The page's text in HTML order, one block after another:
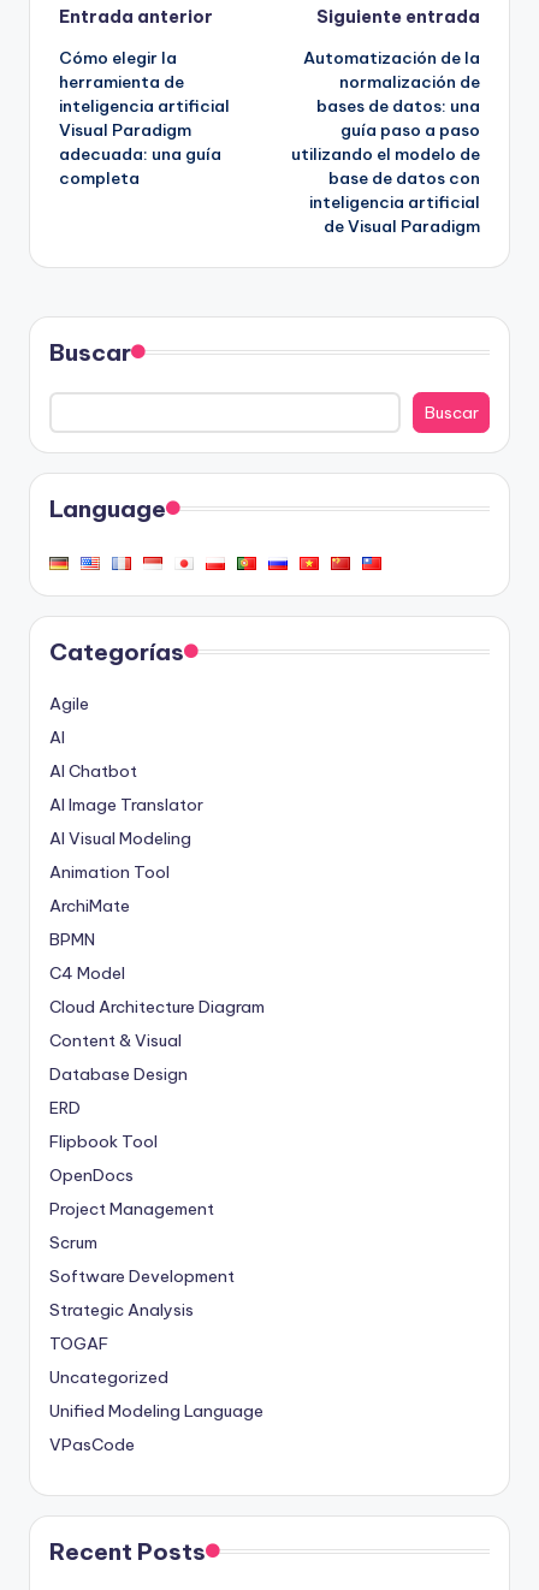
Navegación
de
entradas
Entrada anterior
Cómo elegir la
herramienta de
inteligencia artificial
Visual Paradigm
adecuada: una guía
completa
Siguiente entrada
Automatización de la
normalización de
bases de datos: una
guía paso a paso
utilizando el modelo de
base de datos con
inteligencia artificial
de Visual Paradigm
Buscar
Buscar
Language
Categorías
Agile
AI
AI Chatbot
AI Image Translator
AI Visual Modeling
Animation Tool
ArchiMate
BPMN
C4 Model
Cloud Architecture Diagram
Content & Visual
Database Design
ERD
Flipbook Tool
OpenDocs
Project Management
Scrum
Software Development
Strategic Analysis
TOGAF
Uncategorized
Unified Modeling Language
VPasCode
Recent Posts